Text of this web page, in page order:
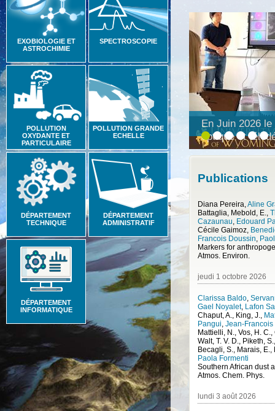
EXOBIOLOGIE ET
ASTROCHIMIE
SPECTROSCOPIE
POLLUTION
OXYDANTE ET
PARTICULAIRE
POLLUTION GRANDE
ECHELLE
DÉPARTEMENT
TECHNIQUE
DÉPARTEMENT
ADMINISTRATIF
DÉPARTEMENT
INFORMATIQUE
En Juin 2026
optique et
Publications
Diana Pereira,Aline
Battaglia, Mebold, E.,
Cazaunau, Edouard
Cécile Gaimoz,
Francois Doussin,
Atmos. Environ.
jeudi 1 octobre 2026
Clarissa Baldo,
Gael Noyalet, Lafon
Chaput, A., King, J.,
Pangui, Jean-
Mattielli, N., Vos, H.
Walt, T. V. D., Piketh, S.
Becagli, S., Marais,
Paola Formenti
Atmos. Chem. Phys.
lundi 3 août 2026